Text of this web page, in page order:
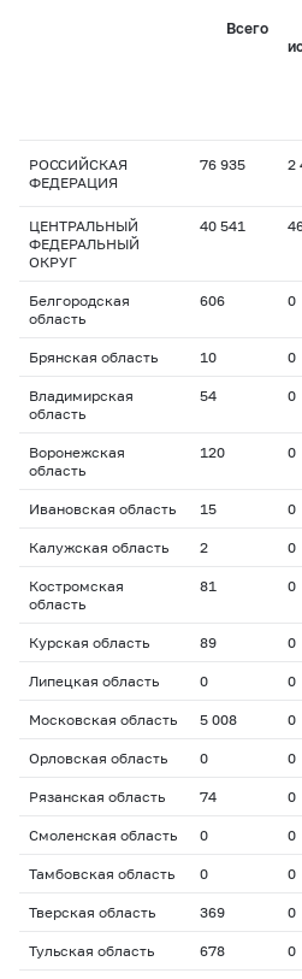
Всего
РОССИЙСКАЯ
ФЕДЕРАЦИЯ
76 935 2
ЦЕНТРАЛЬНЫЙ
ФЕДЕРАЛЬНЫЙ
ОКРУГ
40 541
Белгородская
область
606 0
Брянская область 10 0
Владимирская
область
54 0
Воронежская
область
120 0
Ивановская область 15 0
Калужская область 2 0
Костромская
область
81 0
Курская область 89 0
Липецкая область 0 0
Московская область 5 008 0
Орловская область 0 0
Рязанская область 74 0
Смоленская область 0 0
Тамбовская область 0 0
Тверская область 369 0
Тульская область 678 0